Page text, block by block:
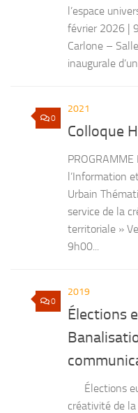
l’espace
février 2026 |
Carlone –
inaugurale d’un
0
2021
Colloque
l’Information
Urbain
service de la
territoriale »
9h00...
0
2019
Élections
Élections
créativité de